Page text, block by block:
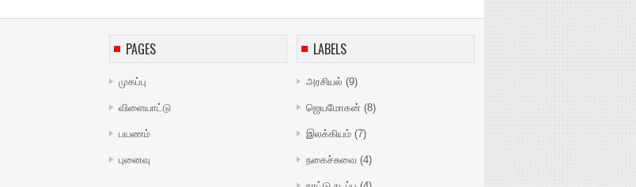
PAGES
முகப்பு
விளையாட்டு
பயணம்
புனைவு
LABELS
அரசியல் (9)
ஜெயமோகன் (8)
இலக்கியம் (7)
நகைச்சுவை (4)